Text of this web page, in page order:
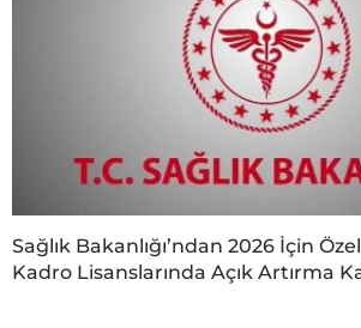
Sağlık Bakanlığı’ndan 2026 İçin
Kadro Lisanslarında Açık Artırma